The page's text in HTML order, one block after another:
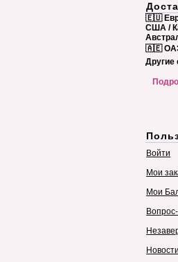
🇪🇺
США /
🇦🇪
Другие
Войти
Мои
Мои
Новости